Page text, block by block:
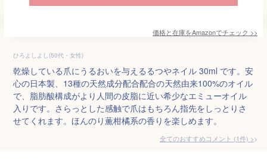
価格と在庫をAmazonでチェック >>
ひろよしよし(50代・女性)
乾燥している爪にうるおいを与えるるつやネイル 30ml です。安
心の日本製、13種の天然成分配合配合の天然由来100%のオイル
で、脂肪酸構成がより人間の皮脂に近い希少なエミューオイル
入りです。さらっとした感触で爪はもちろん指先をしっとりさ
せてくれます。ほんのり薫柑橘系の香りを楽しめます。
全てのおすすめコメント (1件) >